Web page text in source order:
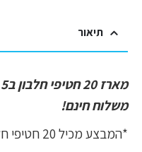
תיאור
משלוח חינם!
*המבצע מכיל 20 חטיפי חלבון